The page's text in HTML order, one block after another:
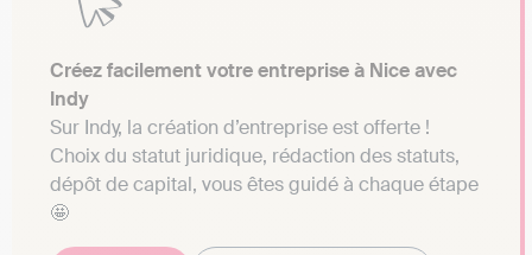
Créez facilement votre entreprise à Nice avec
Indy
Sur Indy, la création d’entreprise est offerte !
Choix du statut juridique, rédaction des statuts,
dépôt de capital, vous êtes guidé à chaque étape
🤩